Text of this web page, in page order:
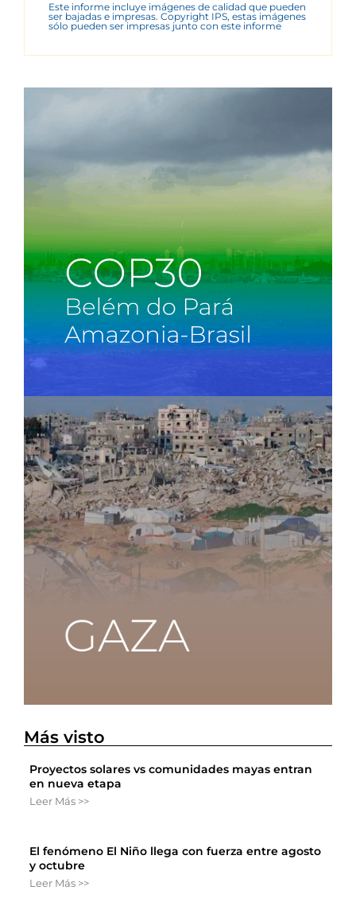
Este informe incluye imágenes de calidad que pueden
ser bajadas e impresas. Copyright IPS, estas imágenes
sólo pueden ser impresas junto con este informe
Más visto
Proyectos solares vs comunidades mayas entran
en nueva etapa
Leer Más >>
El fenómeno El Niño llega con fuerza entre agosto
y octubre
Leer Más >>